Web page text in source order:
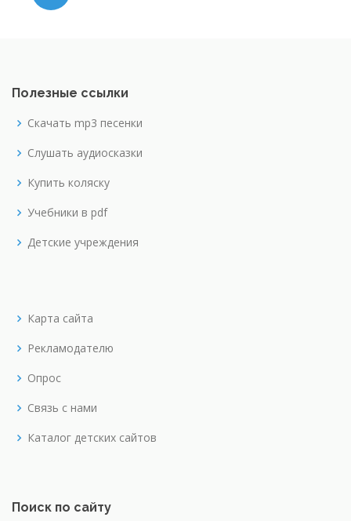
Полезные ссылки
Скачать mp3 песенки
Слушать аудиосказки
Купить коляску
Учебники в pdf
Детские учреждения
Карта сайта
Рекламодателю
Опрос
Связь с нами
Каталог детских сайтов
Поиск по сайту